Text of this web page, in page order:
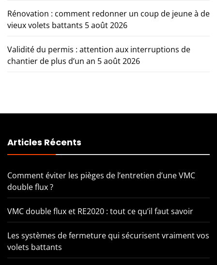
Rénovation : comment redonner un coup de jeune à de
vieux volets battants 5 août 2026
Validité du permis : attention aux interruptions de
chantier de plus d’un an 5 août 2026
Articles Récents
Comment éviter les pièges de l’entretien d’une VMC
double flux ?
VMC double flux et RE2020 : tout ce qu’il faut savoir
Les systèmes de fermeture qui sécurisent vraiment vos
volets battants